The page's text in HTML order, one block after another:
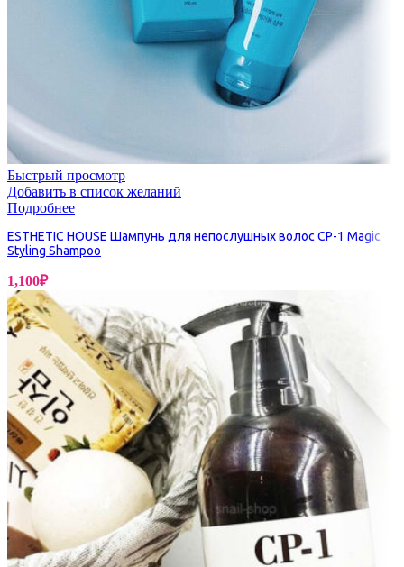
Быстрый просмотр
Добавить в список желаний
Подробнее
ESTHETIC HOUSE Шампунь для непослушных волос CP-1 Magic
Styling Shampoo
1,100₽